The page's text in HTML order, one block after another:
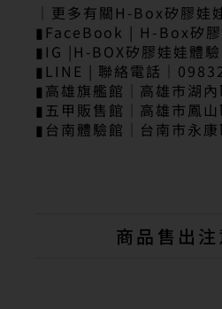
｜更多有關H-Box矽膠娃
▮FaceBook | H-Box矽膠
▮IG |H-BOX矽膠娃娃體
▮LINE | 聯絡電話｜
▮高雄旗艦館｜高雄市湖
▮五甲販售館｜高雄市鳳
▮台南體驗館｜台南市永
商品售出